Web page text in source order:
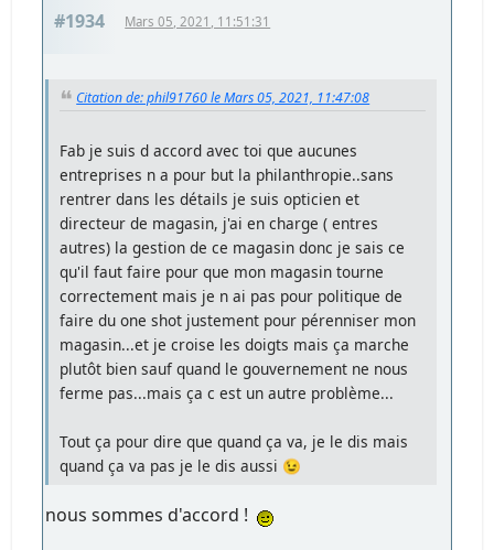
#1934 Mars 05, 2021, 11:51:31
Citation de: phil91760 le Mars 05, 2021, 11:47:08
Fab je suis d accord avec toi que aucunes
entreprises n a pour but la philanthropie..sans
rentrer dans les détails je suis opticien et
directeur de magasin, j'ai en charge ( entres
autres) la gestion de ce magasin donc je sais ce
qu'il faut faire pour que mon magasin tourne
correctement mais je n ai pas pour politique de
faire du one shot justement pour pérenniser mon
magasin...et je croise les doigts mais ça marche
plutôt bien sauf quand le gouvernement ne nous
ferme pas...mais ça c est un autre problème...
Tout ça pour dire que quand ça va, je le dis mais
quand ça va pas je le dis aussi 😉
nous sommes d'accord !